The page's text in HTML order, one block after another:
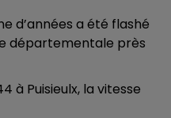
d’années a été flashé
départementale près
à Puisieulx, la vitesse